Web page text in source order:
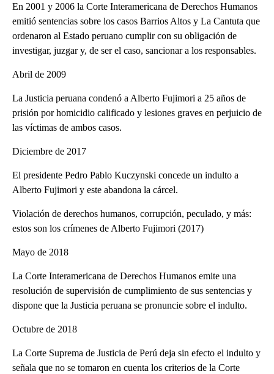
En 2001 y 2006 la Corte Interamericana de Derechos Humanos
emitió sentencias sobre los casos Barrios Altos y La Cantuta que
ordenaron al Estado peruano cumplir con su obligación de
investigar, juzgar y, de ser el caso, sancionar a los responsables.
Abril de 2009
La Justicia peruana condenó a Alberto Fujimori a 25 años de
prisión por homicidio calificado y lesiones graves en perjuicio de
las víctimas de ambos casos.
Diciembre de 2017
El presidente Pedro Pablo Kuczynski concede un indulto a
Alberto Fujimori y este abandona la cárcel.
Violación de derechos humanos, corrupción, peculado, y más:
estos son los crímenes de Alberto Fujimori (2017)
Mayo de 2018
La Corte Interamericana de Derechos Humanos emite una
resolución de supervisión de cumplimiento de sus sentencias y
dispone que la Justicia peruana se pronuncie sobre el indulto.
Octubre de 2018
La Corte Suprema de Justicia de Perú deja sin efecto el indulto y
señala que no se tomaron en cuenta los criterios de la Corte